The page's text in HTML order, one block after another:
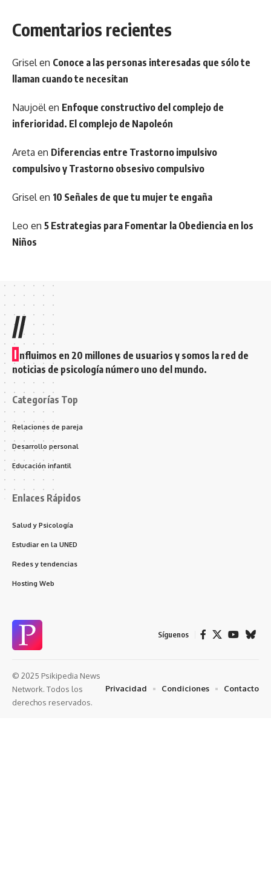
Comentarios recientes
Grisel en Conoce a las personas interesadas que sólo te
llaman cuando te necesitan
Naujoël en Enfoque constructivo del complejo de
inferioridad. El complejo de Napoleón
Areta en Diferencias entre Trastorno impulsivo
compulsivo y Trastorno obsesivo compulsivo
Grisel en 10 Señales de que tu mujer te engaña
Leo en 5 Estrategias para Fomentar la Obediencia en los
Niños
//
I nfluimos en 20 millones de usuarios y somos la red de
noticias de psicología número uno del mundo.
Categorías Top
Relaciones de pareja
Desarrollo personal
Educación infantil
Enlaces Rápidos
Salud y Psicología
Estudiar en la UNED
Redes y tendencias
Hosting Web
Síguenos
© 2025 Psikipedia News
Network. Todos los
derechos reservados.
Privacidad Condiciones Contacto